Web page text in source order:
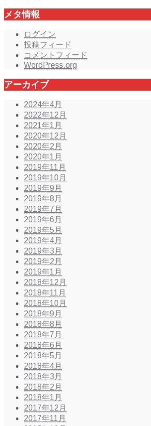
メタ情報
ログイン
投稿フィード
コメントフィード
WordPress.org
アーカイブ
2024年4月
2022年12月
2021年1月
2020年12月
2020年2月
2020年1月
2019年11月
2019年10月
2019年9月
2019年8月
2019年7月
2019年6月
2019年5月
2019年4月
2019年3月
2019年2月
2019年1月
2018年12月
2018年11月
2018年10月
2018年9月
2018年8月
2018年7月
2018年6月
2018年5月
2018年4月
2018年3月
2018年2月
2018年1月
2017年12月
2017年11月